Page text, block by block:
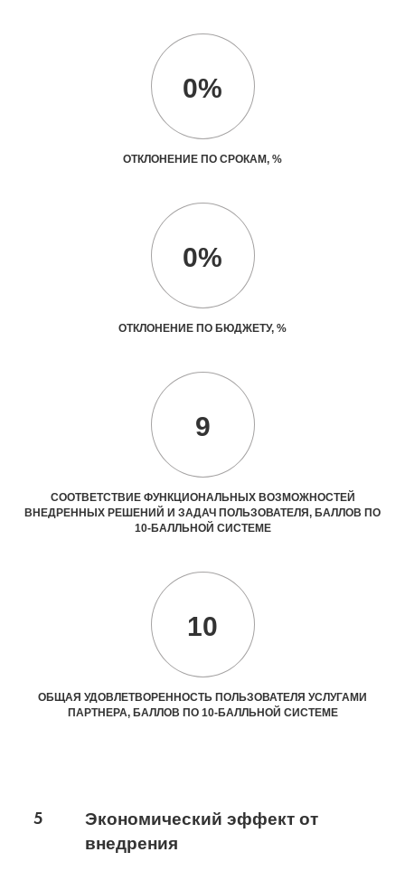
0%
ОТКЛОНЕНИЕ ПО СРОКАМ, %
0%
ОТКЛОНЕНИЕ ПО БЮДЖЕТУ, %
9
СООТВЕТСТВИЕ ФУНКЦИОНАЛЬНЫХ ВОЗМОЖНОСТЕЙ
ВНЕДРЕННЫХ РЕШЕНИЙ И ЗАДАЧ ПОЛЬЗОВАТЕЛЯ, БАЛЛОВ ПО
10-БАЛЛЬНОЙ СИСТЕМЕ
10
ОБЩАЯ УДОВЛЕТВОРЕННОСТЬ ПОЛЬЗОВАТЕЛЯ УСЛУГАМИ
ПАРТНЕРА, БАЛЛОВ ПО 10-БАЛЛЬНОЙ СИСТЕМЕ
5
Экономический эффект от
внедрения